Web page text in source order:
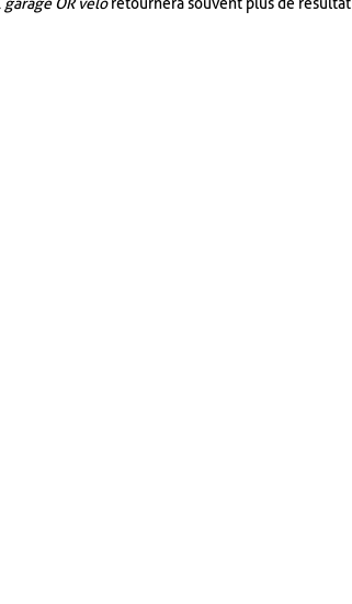
garage OR véloretournera souvent plus de résultat